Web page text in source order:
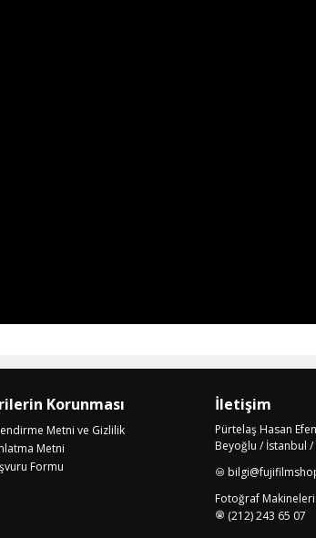
Korunması
Metni ve Gizlilik
Metni
Formu
İletişim
Pürtelaş Hasan
Beyoğlu / İstanbul /
Fotoğraf
(212) 243 65 07